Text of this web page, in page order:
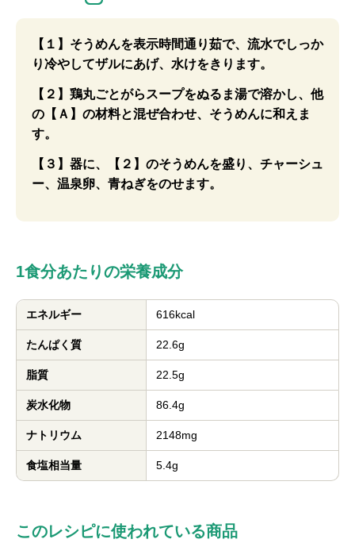
【１】そうめんを表示時間通り茹で、流水でしっか
り冷やしてザルにあげ、水けをきります。
【２】鶏丸ごとがらスープをぬるま湯で溶かし、他
の【Ａ】の材料と混ぜ合わせ、そうめんに和えま
す。
【３】器に、【２】のそうめんを盛り、チャーシュ
ー、温泉卵、青ねぎをのせます。
1食分あたりの栄養成分
エネルギー 616kcal
たんぱく質 22.6g
脂質 22.5g
炭水化物 86.4g
ナトリウム 2148mg
食塩相当量 5.4g
このレシピに使われている商品